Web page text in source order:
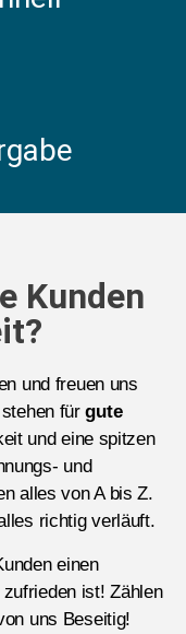
Kunden
und freuen uns
fürgute
und eine spitzen
und
alles von A bis Z.
richtig verläuft.
einen
ist! Zählen
uns Beseitig!